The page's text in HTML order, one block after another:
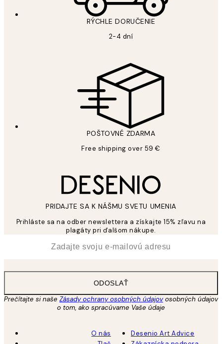
RÝCHLE DORUČENIE
2-4 dní
POŠTOVNÉ ZDARMA
Free shipping over 59 €
PRIDAJTE SA K NÁŠMU SVETU UMENIA
Prihláste sa na odber newslettera a získajte 15% zľavu na
plagáty pri ďalšom nákupe.
ODOSLAŤ
Prečítajte si naše Zásady ochrany osobných údajovosobných údajov
o tom, ako spracúvame Vaše údaje
O nás
Desenio Art Advice